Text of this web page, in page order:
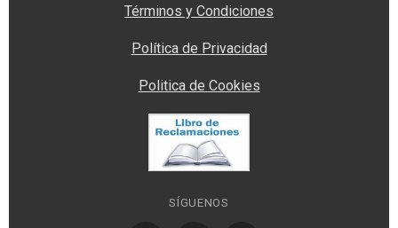
Términos y Condiciones
Política de Privacidad
Politica de Cookies
SÍGUENOS